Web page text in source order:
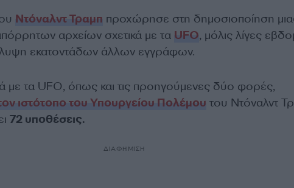
Ντόναλντ Τραμπ προχώρησε στη δημοσιοποίηση
αρχείων σχετικά με τα UFO, μόλις λίγες
εκατοντάδων άλλων εγγράφων.
με τα UFO, όπως και τις προηγούμενες δύο φορές,
ιστότοπο του Υπουργείου Πολέμου του Ντόναλντ
72 υποθέσεις.
ΔΙΑΦΗΜΙΣΗ